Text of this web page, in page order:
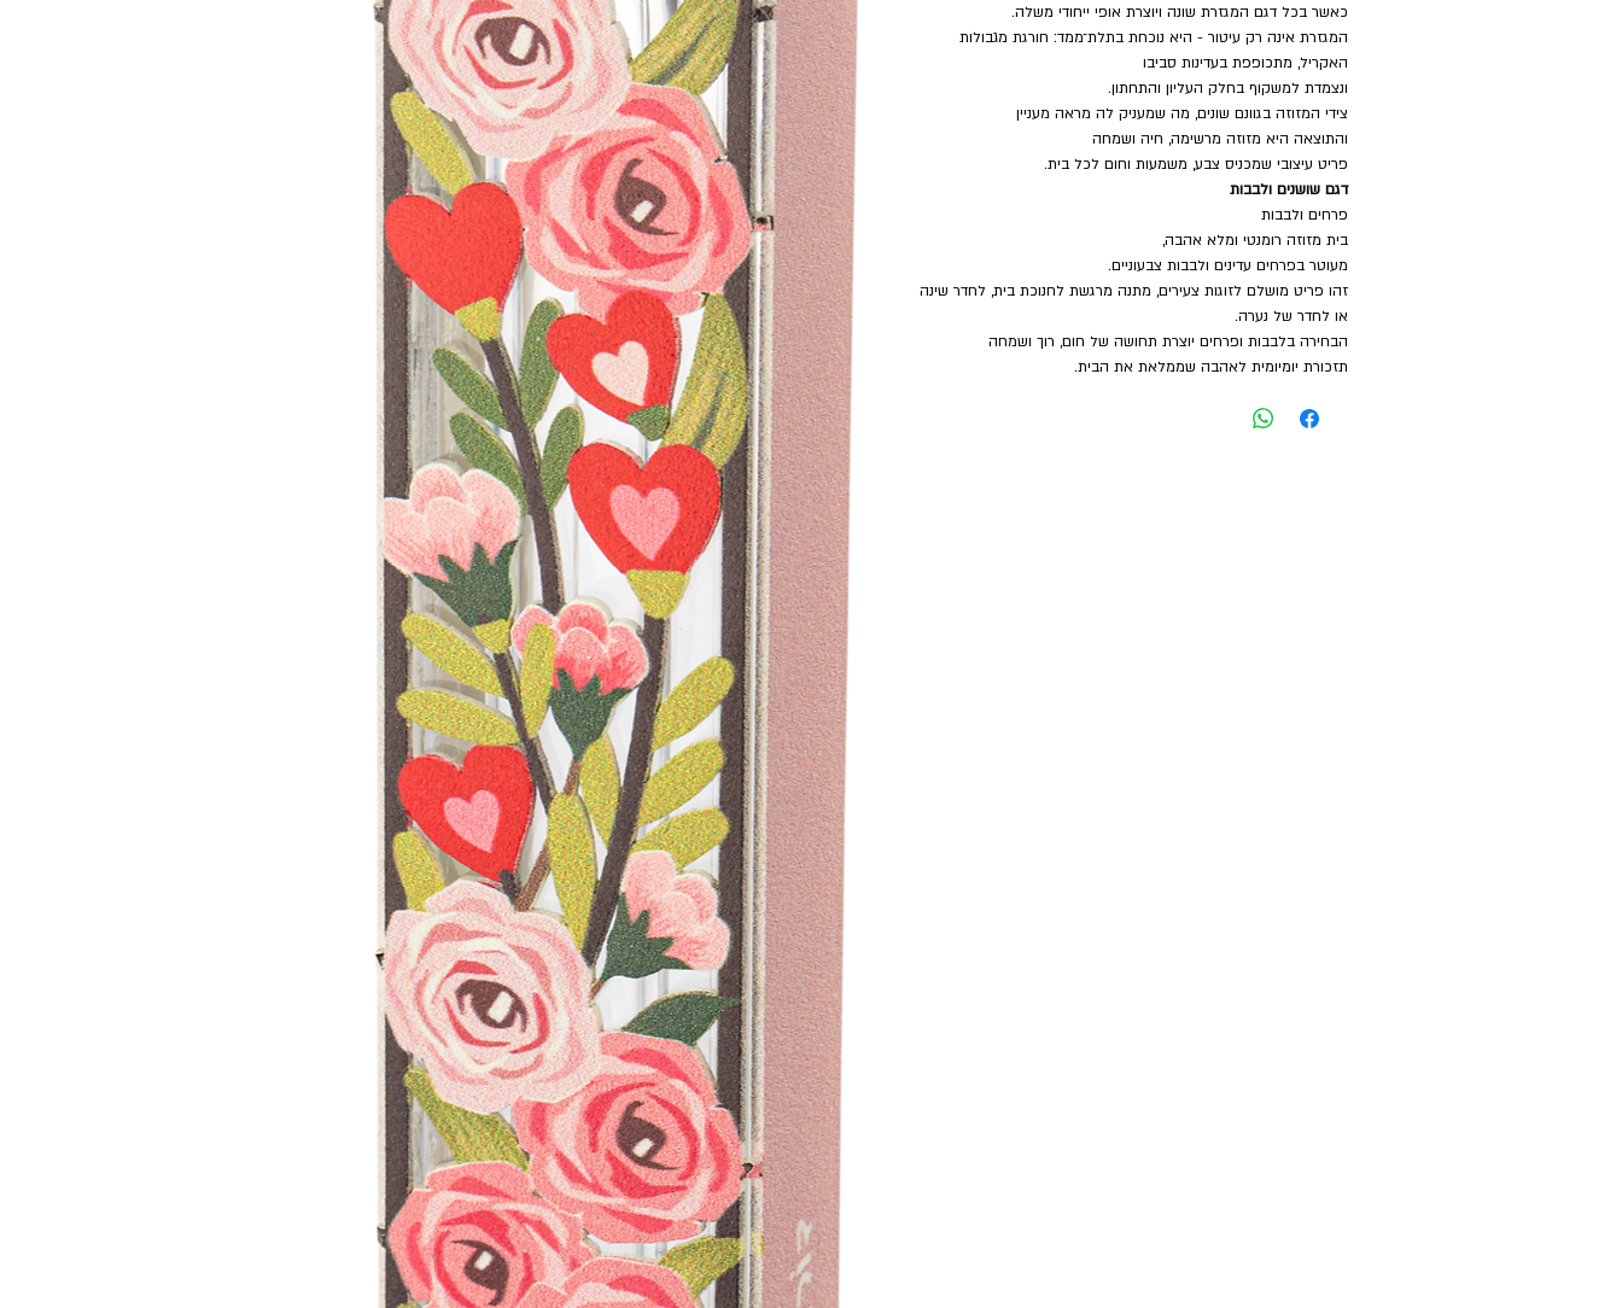
כאשר בכל דגם המגזרת שונה ויוצרת אופי ייחודי משלה.
המגזרת אינה רק עיטור - היא נוכחת בתלת־ממד: חורגת מגבולות
האקריל, מתכופפת בעדינות סביבו
ונצמדת למשקוף בחלק העליון והתחתון.
צידי המזוזה בגוונם שונים, מה שמעניק לה מראה מעניין
והתוצאה היא מזוזה מרשימה, חיה ושמחה
פריט עיצובי שמכניס צבע, משמעות וחום לכל בית.
דגם שושנים ולבבות
פרחים ולבבות
בית מזוזה רומנטי ומלא אהבה,
מעוטר בפרחים עדינים ולבבות צבעוניים.
זהו פריט מושלם לזוגות צעירים, מתנה מרגשת לחנוכת בית, לחדר שינה
או לחדר של נערה.
הבחירה בלבבות ופרחים יוצרת תחושה של חום, רוך ושמחה
תזכורת יומיומית לאהבה שממלאת את הבית.